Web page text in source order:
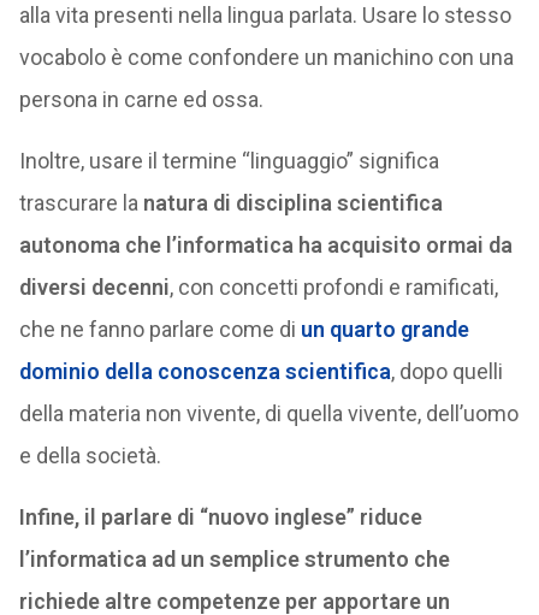
alla vita presenti nella lingua parlata. Usare lo stesso
vocabolo è come confondere un manichino con una
persona in carne ed ossa.
Inoltre, usare il termine “linguaggio” significa
trascurare la natura di disciplina scientifica
autonoma che l’informatica ha acquisito ormai da
diversi decenni, con concetti profondi e ramificati,
che ne fanno parlare come di un quarto grande
dominio della conoscenza scientifica, dopo quelli
della materia non vivente, di quella vivente, dell’uomo
e della società.
Infine, il parlare di “nuovo inglese” riduce
l’informatica ad un semplice strumento che
richiede altre competenze per apportare un